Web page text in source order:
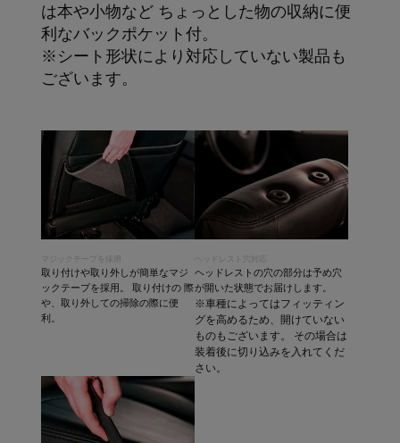
は本や小物など ちょっとした物の収納に便
利なバックポケット付。
※シート形状により対応していない製品も
ございます。
マジックテープを採用
取り付けや取り外しが簡単なマジ
ックテープを採用。 取り付けの 際
や、取り外しての掃除の際に便
利。
ヘッドレスト穴対応
ヘッドレストの穴の部分は予め穴
が開いた状態でお届けします。
※車種によってはフィッティン
グを高めるため、開けていない
ものもございます。 その場合は
装着後に切り込みを入れてくだ
さい。